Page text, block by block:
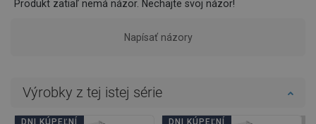
Produkt zatiaľ nemá názor. Nechajte svoj názor!
Napísať názory
Výrobky z tej istej série